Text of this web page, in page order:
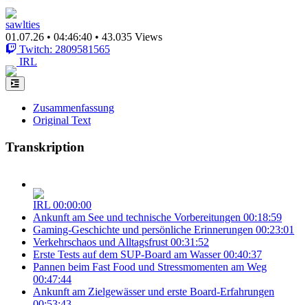
sawlties
01.07.26 • 04:46:40 • 43.035 Views
Twitch: 2809581565
IRL
Zusammenfassung
Original Text
Transkription
IRL 00:00:00
Ankunft am See und technische Vorbereitungen 00:18:59
Gaming-Geschichte und persönliche Erinnerungen 00:23:01
Verkehrschaos und Alltagsfrust 00:31:52
Erste Tests auf dem SUP-Board am Wasser 00:40:37
Pannen beim Fast Food und Stressmomenten am Weg
00:47:44
Ankunft am Zielgewässer und erste Board-Erfahrungen